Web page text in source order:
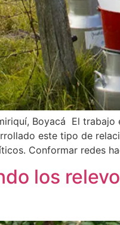
Boyacá El
este tipo de
Conformar redes
los